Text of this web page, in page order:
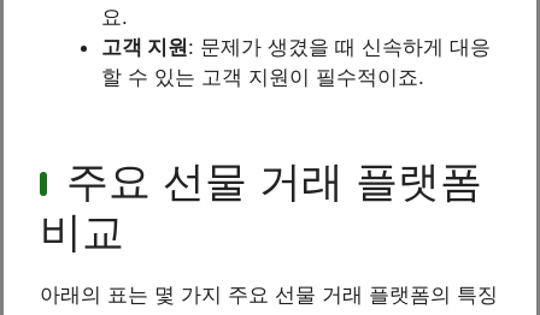
요.
고객 지원: 문제가 생겼을 때 신속하게 대응
할 수 있는 고객 지원이 필수적이죠.
주요 선물 거래 플랫폼
비교
아래의 표는 몇 가지 주요 선물 거래 플랫폼의 특징